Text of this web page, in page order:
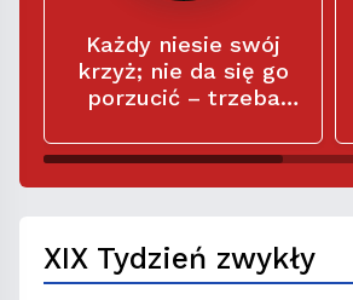
Każdy niesie swój
krzyż; nie da się go
porzucić – trzeba
jest częścią naszego
XIX Tydzień zwykły